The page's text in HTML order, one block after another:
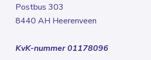
Postbus 303
8440 AH Heerenveen
KvK-nummer 01178096